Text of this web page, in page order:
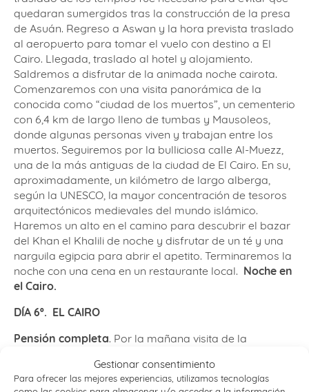
Gestionar consentimiento
Para ofrecer las mejores experiencias, utilizamos tecnologías
quedaran sumergidos tras la construcción de la presa
de Asuán. Regreso a Aswan y la hora prevista traslado
al aeropuerto para tomar el vuelo con destino a El
Cairo. Llegada, traslado al hotel y alojamiento.
Saldremos a disfrutar de la animada noche cairota.
Comenzaremos con una visita panorámica de la
conocida como “ciudad de los muertos”, un cementerio
con 6,4 km de largo lleno de tumbas y Mausoleos,
donde algunas personas viven y trabajan entre los
muertos. Seguiremos por la bulliciosa calle Al-Muezz,
una de la más antiguas de la ciudad de El Cairo. En su,
aproximadamente, un kilómetro de largo alberga,
según la UNESCO, la mayor concentración de tesoros
arquitectónicos medievales del mundo islámico.
Haremos un alto en el camino para descubrir el bazar
del Khan el Khalili de noche y disfrutar de un té y una
narguila egipcia para abrir el apetito. Terminaremos la
noche con una cena en un restaurante local. Noche en
el Cairo.
DÍA 6º. EL CAIRO
Pensión completa. Por la mañana visita de la
necrópolis de Guizaes la mayor del Antiguo Egipto
con enterramientos desde las primeras dinastias